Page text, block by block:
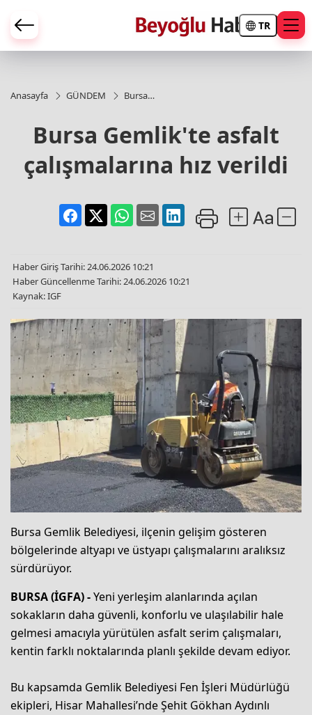
TR
Anasayfa GÜNDEM
Bursa
çalışmalarına
hız verildi
Bursa Gemlik'te asfalt
çalışmalarına hız verildi
Haber Giriş Tarihi: 24.06.2026 10:21
Haber Güncellenme Tarihi: 24.06.2026 10:21
Kaynak: IGF
Bursa Gemlik Belediyesi, ilçenin gelişim gösteren
bölgelerinde altyapı ve üstyapı çalışmalarını aralıksız
sürdürüyor.
BURSA (İGFA) -Yeni yerleşim alanlarında açılan
sokakların daha güvenli, konforlu ve ulaşılabilir hale
gelmesi amacıyla yürütülen asfalt serim çalışmaları,
kentin farklı noktalarında planlı şekilde devam ediyor.
Bu kapsamda Gemlik Belediyesi Fen İşleri Müdürlüğü
ekipleri, Hisar Mahallesi’nde Şehit Gökhan Aydınlı